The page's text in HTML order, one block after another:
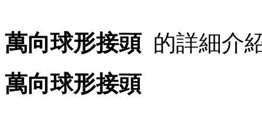
萬向球形接頭 的詳細介
萬向球形接頭